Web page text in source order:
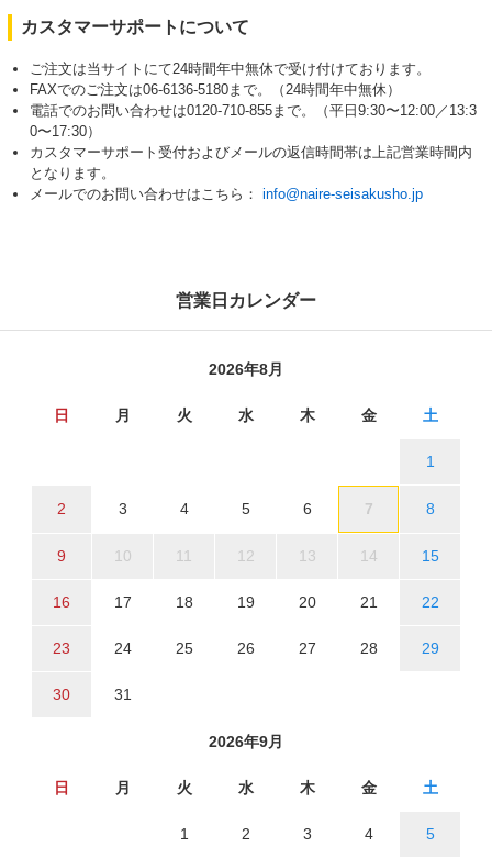
カスタマーサポートについて
ご注文は当サイトにて24時間年中無休で受け付けております。
FAXでのご注文は06-6136-5180まで。（24時間年中無休）
電話でのお問い合わせは0120-710-855まで。（平日9:30〜12:00／13:3
0〜17:30）
カスタマーサポート受付およびメールの返信時間帯は上記営業時間内
となります。
メールでのお問い合わせはこちら： info@naire-seisakusho.jp
営業日カレンダー
2026年8月
日 月 火 水 木 金 土
1
2 3 4 5 6 7 8
9 10 11 12 13 14 15
16 17 18 19 20 21 22
23 24 25 26 27 28 29
30 31
2026年9月
日 月 火 水 木 金 土
1 2 3 4 5